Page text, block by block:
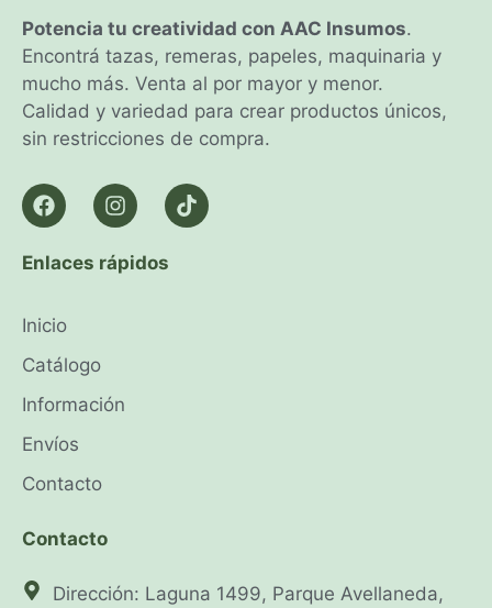
Potencia tu creatividad con AAC Insumos.
Encontrá tazas, remeras, papeles, maquinaria y
mucho más. Venta al por mayor y menor.
Calidad y variedad para crear productos únicos,
sin restricciones de compra.
Enlaces rápidos
Inicio
Catálogo
Información
Envíos
Contacto
Contacto
Dirección: Laguna 1499, Parque Avellaneda,